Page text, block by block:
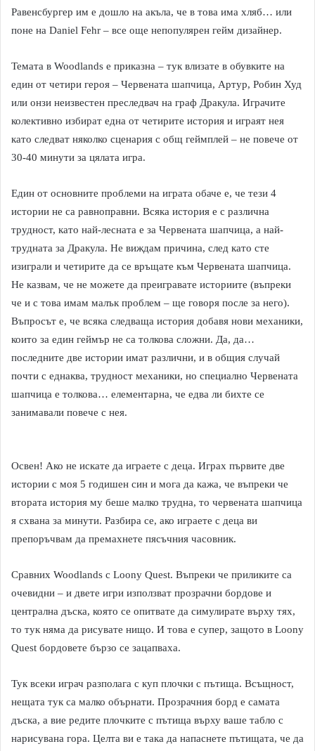
Равенсбургер им е дошло на акъла, че в това има хляб… или
поне на Daniel Fehr – все още непопулярен гейм дизайнер.
Темата в Woodlands е приказна – тук влизате в обувките на
един от четири героя – Червената шапчица, Артур, Робин Худ
или онзи неизвестен преследвач на граф Дракула. Играчите
колективно избират една от четирите история и играят нея
като следват няколко сценария с общ геймплей – не повече от
30-40 минути за цялата игра.
Един от основните проблеми на играта обаче е, че тези 4
истории не са равноправни. Всяка история е с различна
трудност, като най-лесната е за Червената шапчица, а най-
трудната за Дракула. Не виждам причина, след като сте
изиграли и четирите да се връщате към Червената шапчица.
Не казвам, че не можете да преигравате историите (въпреки
че и с това имам малък проблем – ще говоря после за него).
Въпросът е, че всяка следваща история добавя нови механики,
които за един геймър не са толкова сложни. Да, да…
последните две истории имат различни, и в общия случай
почти с еднаква, трудност механики, но специално Червената
шапчица е толкова… елементарна, че едва ли бихте се
занимавали повече с нея.
Освен! Ако не искате да играете с деца. Играх първите две
истории с моя 5 годишен син и мога да кажа, че въпреки че
втората история му беше малко трудна, то червената шапчица
я схвана за минути. Разбира се, ако играете с деца ви
препоръчвам да премахнете пясъчния часовник.
Сравних Woodlands с Loony Quest. Въпреки че приликите са
очевидни – и двете игри използват прозрачни бордове и
централна дъска, която се опитвате да симулирате върху тях,
то тук няма да рисувате нищо. И това е супер, защото в Loony
Quest бордовете бързо се зацапваха.
Тук всеки играч разполага с куп плочки с пътища. Всъщност,
нещата тук са малко обърнати. Прозрачния борд е самата
дъска, а вие редите плочките с пътища върху ваше табло с
нарисувана гора. Целта ви е така да напаснете пътищата, че да